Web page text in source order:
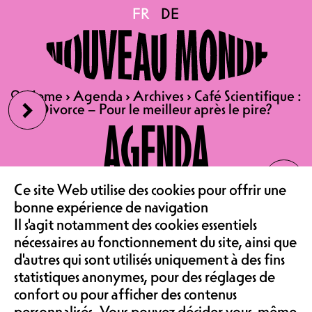
›
‹
FR DE
🔍Home ›Agenda ›Archives › Café Scientifique :
Divorce – Pour le meilleur après le pire?
AGENDA
LE CAFÉ
ASSOCIATION &
FR DE
🔍Home ›Agenda ›Archives › Café Scientifique :
Divorce – Pour le meilleur après le pire?
Café Scientifique :
Divorce – Pour le
meilleur après le pire?
CAFÉ SCIENTIFIQUE :
DIVORCE – POUR LE
MEILLEUR APRÈS LE PIRE?
CONFÉRENCE | SALLE DE
SPECTACLE
Ce site Web utilise des cookies pour offrir une
bonne expérience de navigation
Il s'agit notamment des cookies essentiels
nécessaires au fonctionnement du site, ainsi que
d'autres qui sont utilisés uniquement à des fins
statistiques anonymes, pour des réglages de
confort ou pour afficher des contenus